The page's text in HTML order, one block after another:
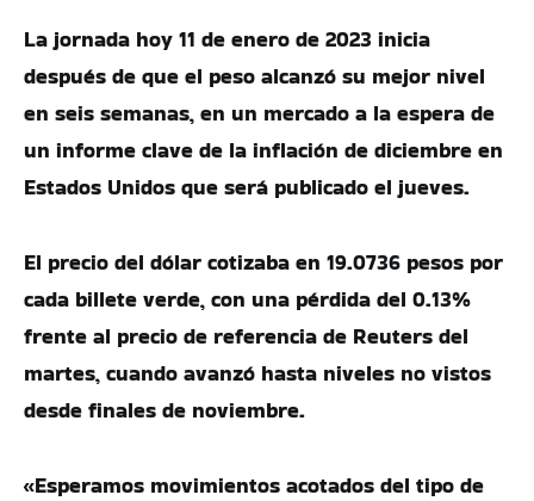
La jornada hoy 11 de enero de 2023 inicia
después de que el peso alcanzó su mejor nivel
en seis semanas, en un mercado a la espera de
un informe clave de la inflación de diciembre en
Estados Unidos que será publicado el jueves.
El precio del dólar cotizaba en 19.0736 pesos por
cada billete verde, con una pérdida del 0.13%
frente al precio de referencia de Reuters del
martes, cuando avanzó hasta niveles no vistos
desde finales de noviembre.
«Esperamos movimientos acotados del tipo de